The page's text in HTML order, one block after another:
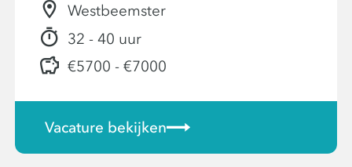
Westbeemster
32 - 40 uur
€5700 - €7000
Vacature bekijken